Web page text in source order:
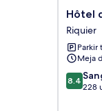
Hôtel
des
Dames
Riquier
Hôtel
Riquier
Parkir
Meja
8.4
8.4
228